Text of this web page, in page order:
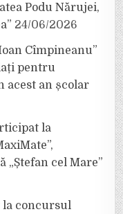
Podu Nărujei,
24/06/2026
Cîmpineanu”
pentru
acest an școlar
la
„Ștefan cel Mare”
la concursul